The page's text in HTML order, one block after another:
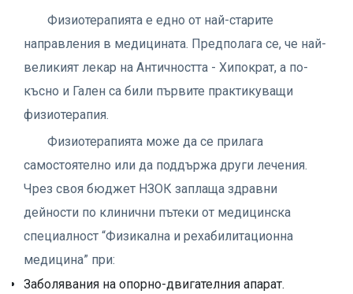
Физиотерапията е едно от най-старите
направления в медицината. Предполага се, че най-
великият лекар на Античността - Хипократ, а по-
късно и Гален са били първите практикуващи
физиотерапия.
Физиотерапията може да се прилага
самостоятелно или да поддържа други лечения.
Чрез своя бюджет НЗОК заплаща здравни
дейности по клинични пътеки от медицинска
специалност “Физикална и рехабилитационна
медицина” при:
Заболявания на опорно-двигателния апарат.